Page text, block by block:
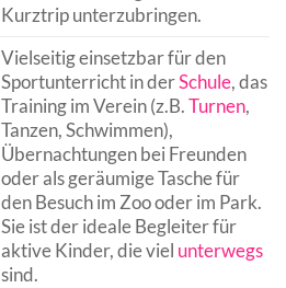
Kurztrip unterzubringen.
Vielseitig einsetzbar für den
Sportunterricht in derSchule, das
Training im Verein (z.B.Turnen,
Tanzen, Schwimmen),
Übernachtungen bei Freunden
oder als geräumige Tasche für
den Besuch im Zoo oder im Park.
Sie ist der ideale Begleiter für
aktive Kinder, die viel unterwegs
sind.